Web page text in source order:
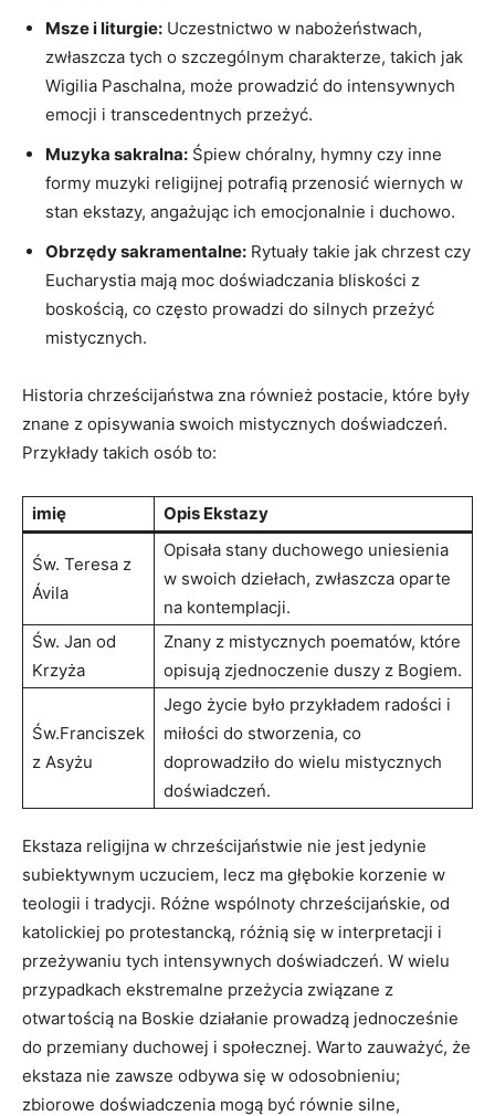
Msze ⁣i liturgie: Uczestnictwo w nabożeństwach,
zwłaszcza tych⁢ o szczególnym charakterze, takich jak
Wigilia Paschalna, może prowadzić do intensywnych
emocji i ​transcedentnych przeżyć.
Muzyka‍ sakralna: Śpiew chóralny, hymny czy inne
‌formy muzyki religijnej‍ potrafią przenosić wiernych w
stan ekstazy, ​angażując ich emocjonalnie i duchowo.
Obrzędy sakramentalne: Rytuały takie jak ⁣chrzest czy‍
Eucharystia mają moc doświadczania bliskości z
boskością, co często prowadzi do silnych przeżyć
mistycznych.
Historia chrześcijaństwa zna również ⁢postacie, które były
znane z opisywania swoich ​mistycznych doświadczeń.
⁤Przykłady takich osób to:
imię Opis Ekstazy
Św. ⁤Teresa z
Ávila
Opisała stany duchowego uniesienia
w swoich dziełach, zwłaszcza oparte
na kontemplacji.
Św. Jan od
Krzyża
Znany z mistycznych poematów, ⁣które
opisują⁣ zjednoczenie duszy z Bogiem.
Św.Franciszek
z Asyżu
Jego życie było przykładem radości ‌i
miłości do stworzenia, co
doprowadziło do wielu mistycznych
doświadczeń.
Ekstaza religijna w chrześcijaństwie nie jest ​jedynie
⁤subiektywnym uczuciem, lecz ma ⁤głębokie korzenie ⁢w
⁣teologii ​i tradycji. Różne wspólnoty ⁢chrześcijańskie, od
katolickiej po protestancką, różnią się w interpretacji i
przeżywaniu tych ⁤intensywnych doświadczeń. ​W wielu
przypadkach ​ekstremalne przeżycia związane z⁢
otwartością na Boskie działanie ⁣prowadzą jednocześnie
do przemiany duchowej i społecznej. Warto zauważyć, że
ekstaza ​nie zawsze odbywa się w⁢ odosobnieniu;
zbiorowe doświadczenia mogą być równie silne,